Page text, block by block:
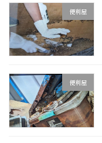
便利屋
便利屋